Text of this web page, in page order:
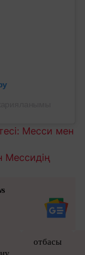
Месси мен
Мессидің
отбасы